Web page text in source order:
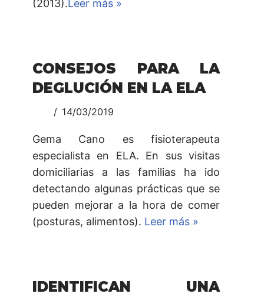
(2013).Leer más »
CONSEJOS PARA LA
DEGLUCIÓN EN LA ELA
14/03/2019
Gema Cano es fisioterapeuta
especialista en ELA. En sus visitas
domiciliarias a las familias ha ido
detectando algunas prácticas que se
pueden mejorar a la hora de comer
(posturas, alimentos). Leer más »
IDENTIFICAN UNA